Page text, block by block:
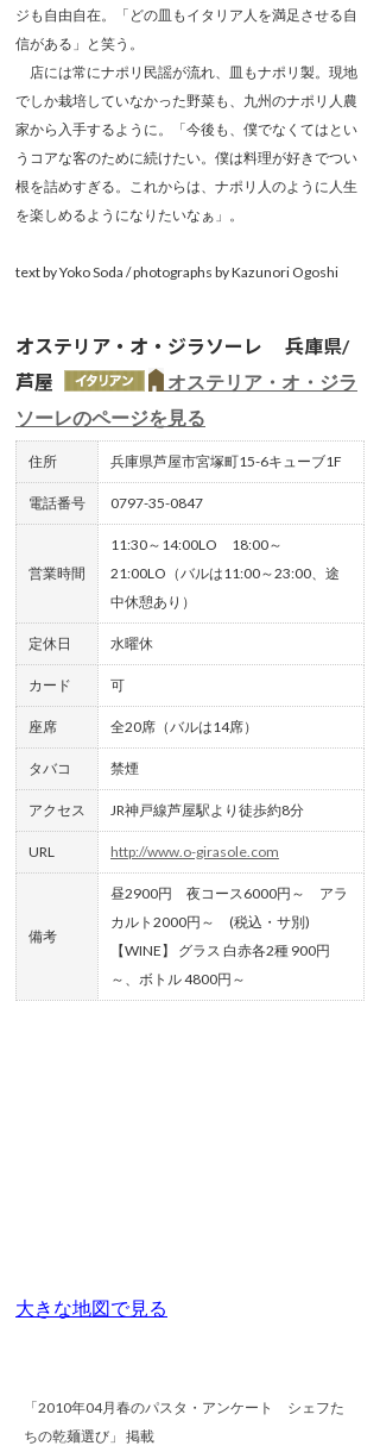
ジも自由自在。「どの皿もイタリア人を満足させる自
信がある」と笑う。
店には常にナポリ民謡が流れ、皿もナポリ製。現地
でしか栽培していなかった野菜も、九州のナポリ人農
家から入手するように。「今後も、僕でなくてはとい
うコアな客のために続けたい。僕は料理が好きでつい
根を詰めすぎる。これからは、ナポリ人のように人生
を楽しめるようになりたいなぁ」。
text by Yoko Soda / photographs by Kazunori Ogoshi
オステリア・オ・ジラソーレ 兵庫県/
芦屋
オステリア・オ・ジラ
ソーレのページを見る
住所 兵庫県芦屋市宮塚町15-6キューブ1F
電話番号 0797-35-0847
営業時間
11:30～14:00LO 18:00～
21:00LO（バルは11:00～23:00、途
中休憩あり）
定休日 水曜休
カード 可
座席 全20席（バルは14席）
タバコ 禁煙
アクセス JR神戸線芦屋駅より徒歩約8分
URL http://www.o-girasole.com
備考
昼2900円 夜コース6000円～ アラ
カルト2000円～ (税込・サ別)
【WINE】 グラス 白赤各2種 900円
～、ボトル 4800円～
大きな地図で見る
「2010年04月春のパスタ・アンケート シェフた
ちの乾麺選び」 掲載